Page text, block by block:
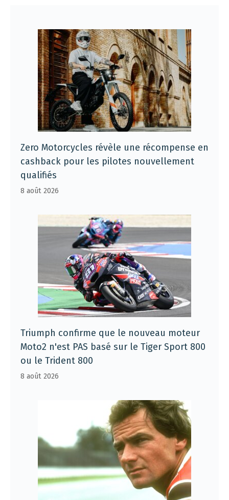
Zero Motorcycles révèle une récompense en
cashback pour les pilotes nouvellement
qualifiés
8 août 2026
Triumph confirme que le nouveau moteur
Moto2 n'est PAS basé sur le Tiger Sport 800
ou le Trident 800
8 août 2026